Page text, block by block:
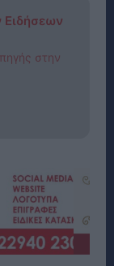
Ειδήσεων
στην